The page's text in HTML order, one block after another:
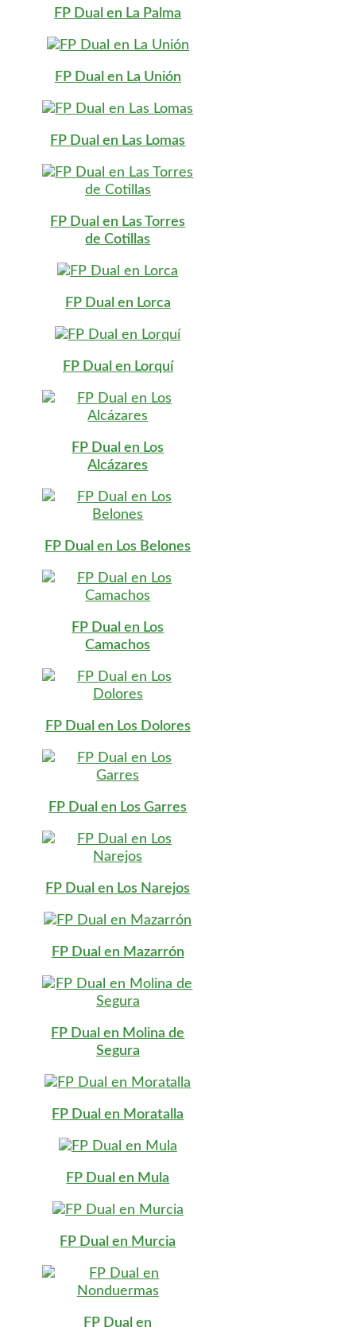
FP Dual en La Palma
FP Dual en La Unión
FP Dual en Las Lomas
FP Dual en Las Torres
de Cotillas
FP Dual en Lorca
FP Dual en Lorquí
FP Dual en Los
Alcázares
FP Dual en Los Belones
FP Dual en Los
Camachos
FP Dual en Los Dolores
FP Dual en Los Garres
FP Dual en Los Narejos
FP Dual en Mazarrón
FP Dual en Molina de
Segura
FP Dual en Moratalla
FP Dual en Mula
FP Dual en Murcia
FP Dual en